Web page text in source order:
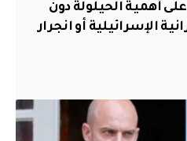
أهمية الحيلولة دون
الإسرائيلية أو انجرار